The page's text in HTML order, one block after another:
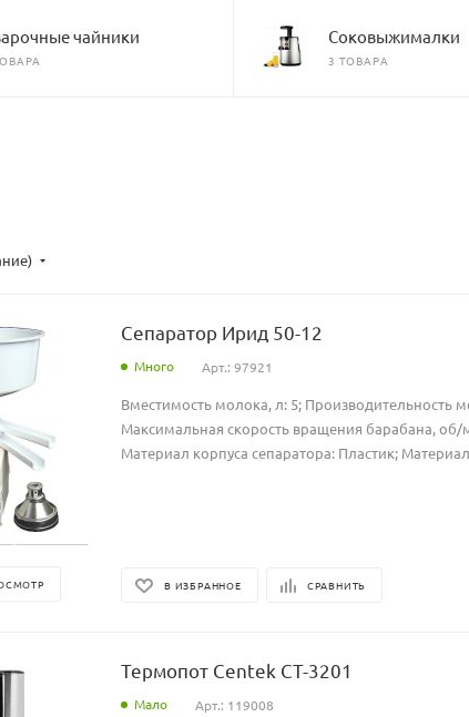
чайники Соковыжималки
3 ТОВАРА
Сепаратор Ирид 50-12
Много Арт.: 97921
Вместимость молока, л: 5; Производительность
Максимальная скорость вращения барабана, об/
Материал корпуса сепаратора: Пластик;
В ИЗБРАННОЕ СРАВНИТЬ
Термопот Centek CT-3201
Мало Арт.: 119008